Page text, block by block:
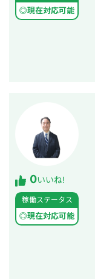
◎現在対応可能
0いいね!
稼働ステータス
◎現在対応可能